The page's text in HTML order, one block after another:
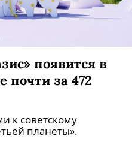
появится в
почти за 472
к советскому
планеты».